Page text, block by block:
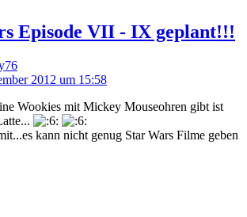
Episode VII - IX geplant!!!
2012 um 15:58
Wookies mit Mickey Mouseohren gibt ist
kann nicht genug Star Wars Filme geben